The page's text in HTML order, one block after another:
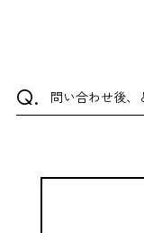
問い合わせ後、